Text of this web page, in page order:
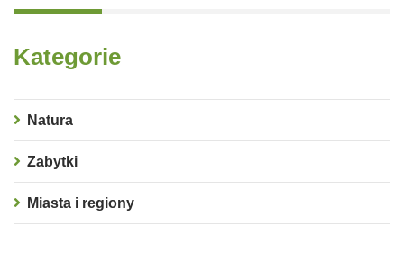
Kategorie
Natura
Zabytki
Miasta i regiony